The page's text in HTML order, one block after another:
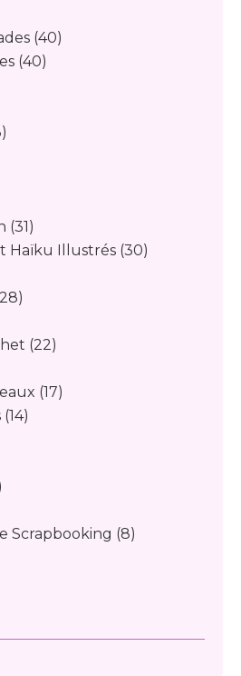
(40)
(40)
(31)
Haïku Illustrés (30)
(22)
(17)
(14)
Scrapbooking (8)